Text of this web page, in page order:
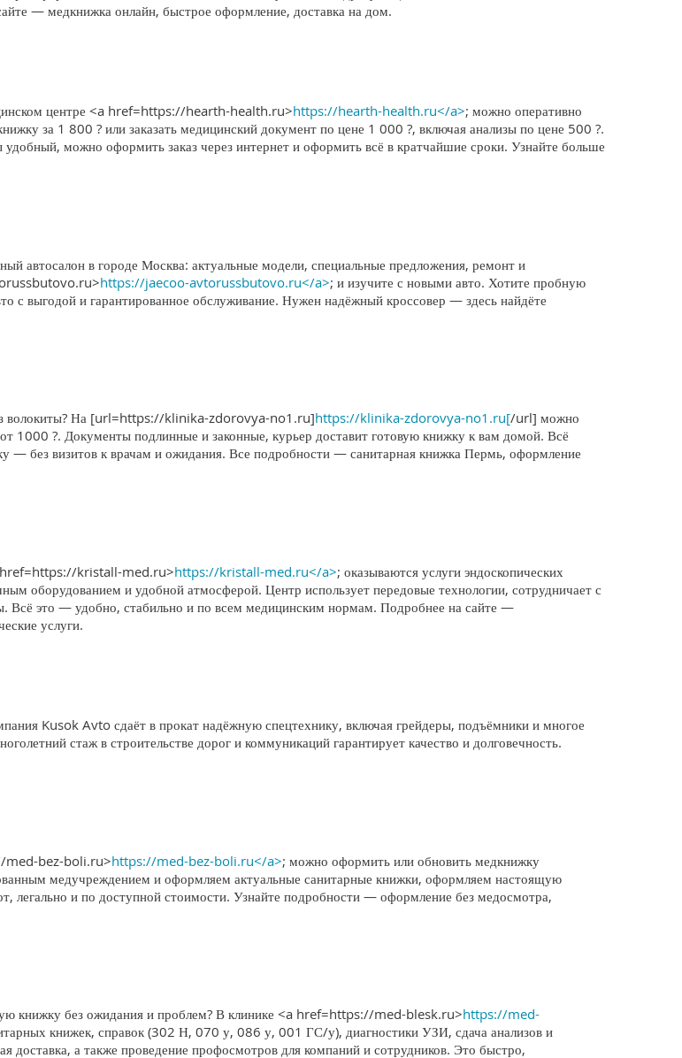
— медкнижка онлайн, быстрое оформление, доставка на дом.
центре <a href=https://hearth-health.ru>https://hearth-health.ru</a>; можно оперативно
за 1 800 ? или заказать медицинский документ по цене 1 000 ?, включая анализы по цене 500 ?.
можно оформить заказ через интернет и оформить всё в кратчайшие сроки. Узнайте больше
автосалон в городе Москва: актуальные модели, специальные предложения, ремонт и
https://jaecoo-avtorussbutovo.ru</a>; и изучите с новыми авто. Хотите пробную
с выгодой и гарантированное обслуживание. Нужен надёжный кроссовер — здесь найдёте
волокиты? На [url=https://klinika-zdorovya-no1.ru]https://klinika-zdorovya-no1.ru[/url] можно
?. Документы подлинные и законные, курьер доставит готовую книжку к вам домой. Всё
— без визитов к врачам и ожидания. Все подробности — санитарная книжка Пермь, оформление
href=https://kristall-med.ru>https://kristall-med.ru</a>; оказываются услуги эндоскопических
оборудованием и удобной атмосферой. Центр использует передовые технологии, сотрудничает с
Всё это — удобно, стабильно и по всем медицинским нормам. Подробнее на сайте —
услуги.
Kusok Avto сдаёт в прокат надёжную спецтехнику, включая грейдеры, подъёмники и многое
стаж в строительстве дорог и коммуникаций гарантирует качество и долговечность.
med-bez-boli.ru>https://med-bez-boli.ru</a>; можно оформить или обновить медкнижку
медучреждением и оформляем актуальные санитарные книжки, оформляем настоящую
и по доступной стоимости. Узнайте подробности — оформление без медосмотра,
книжку без ожидания и проблем? В клинике <a href=https://med-blesk.ru>https://med-
книжек, справок (302 Н, 070 у, 086 у, 001 ГС/у), диагностики УЗИ, сдача анализов и
доставка, а также проведение профосмотров для компаний и сотрудников. Это быстро,